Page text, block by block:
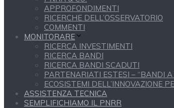
APPROFONDIMENTI
RICERCHE DELL’OSSERVATORIO
COMMENTI
MONITORARE
RICERCA INVESTIMENTI
RICERCA BANDI
RICERCA BANDI SCADUTI
PARTENARIATI ESTESI – “BANDI A
ECOSISTEMI DELL’INNOVAZIONE
ASSISTENZA TECNICA
SEMPLIFICHIAMO IL PNRR